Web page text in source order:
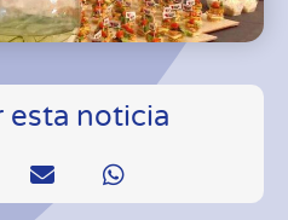
esta noticia